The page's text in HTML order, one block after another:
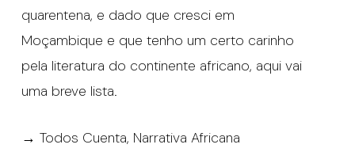
quarentena, e dado que cresci em
Moçambique e que tenho um certo carinho
pela literatura do continente africano, aqui vai
uma breve lista.
→ Todos Cuenta, Narrativa Africana